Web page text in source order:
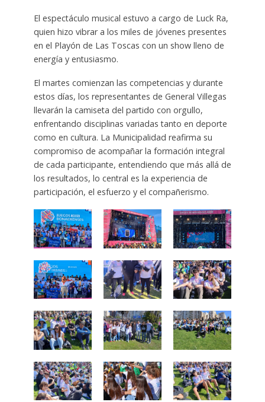
El espectáculo musical estuvo a cargo de Luck Ra,
quien hizo vibrar a los miles de jóvenes presentes
en el Playón de Las Toscas con un show lleno de
energía y entusiasmo.
El martes comienzan las competencias y durante
estos días, los representantes de General Villegas
llevarán la camiseta del partido con orgullo,
enfrentando disciplinas variadas tanto en deporte
como en cultura. La Municipalidad reafirma su
compromiso de acompañar la formación integral
de cada participante, entendiendo que más allá de
los resultados, lo central es la experiencia de
participación, el esfuerzo y el compañerismo.